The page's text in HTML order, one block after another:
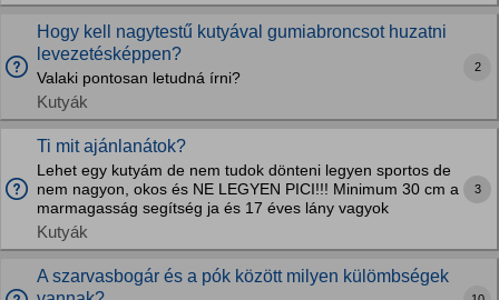
Hogy kell nagytestű kutyával gumiabroncsot huzatni
levezetésképpen?
Valaki pontosan letudná írni?
Kutyák
2
Ti mit ajánlanátok?
Lehet egy kutyám de nem tudok dönteni legyen sportos de
nem nagyon, okos és NE LEGYEN PICI!!! Minimum 30 cm a
marmagasság segítség ja és 17 éves lány vagyok
Kutyák
3
A szarvasbogár és a pók között milyen külömbségek